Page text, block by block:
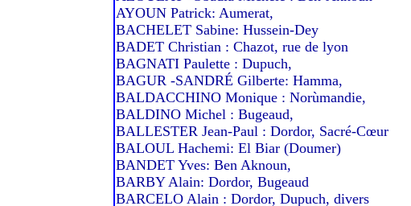
AYOUN Patrick: Aumerat,
BACHELET Sabine: Hussein-Dey
BADET Christian : Chazot, rue de lyon
BAGNATI Paulette : Dupuch,
BAGUR -SANDRÉ Gilberte: Hamma,
BALDACCHINO Monique : Norùmandie,
BALDINO Michel : Bugeaud,
BALLESTER Jean-Paul : Dordor, Sacré-Cœur
BALOUL Hachemi: El Biar (Doumer)
BANDET Yves: Ben Aknoun,
BARBY Alain: Dordor, Bugeaud
BARCELO Alain : Dordor, Dupuch, divers